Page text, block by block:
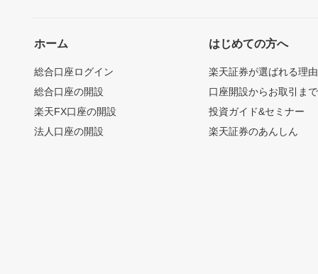
ホーム
総合口座ログイン
総合口座の開設
楽天FX口座の開設
法人口座の開設
はじめての方へ
楽天証券が選ばれる理由
口座開設からお取引ま
投資ガイド&セミナー
楽天証券のあんしん